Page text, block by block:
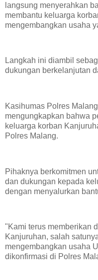
langsung menyerahkan
membantu keluarga
mengembangkan usaha
Langkah ini diambil
dukungan berkelanjutan
Kasihumas Polres
mengungkapkan bahwa
keluarga korban
Polres Malang.
Pihaknya berkomitmen
dan dukungan kepada
dengan menyalurkan
"Kami terus memberikan
Kanjuruhan, salah
mengembangkan usaha
dikonfirmasi di Polres